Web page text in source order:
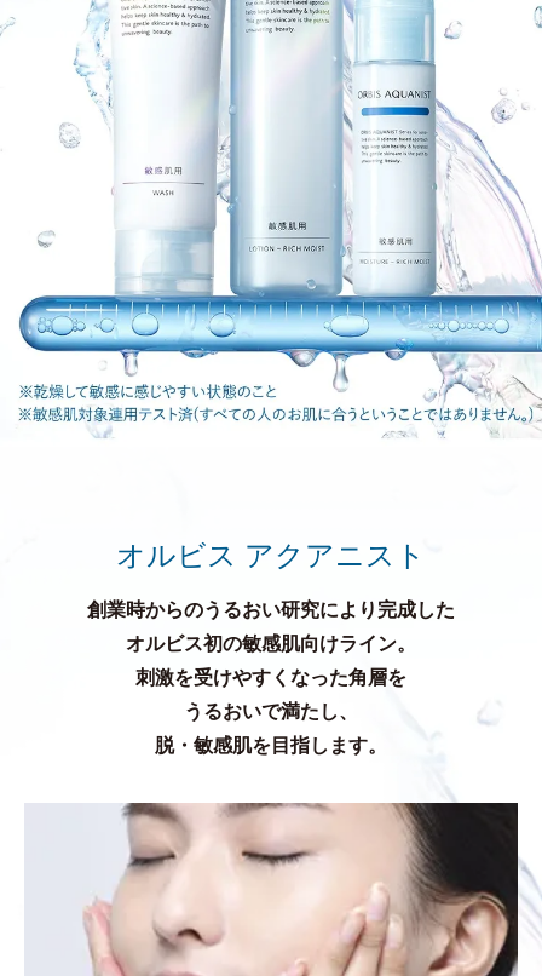
オルビス アクアニスト
創業時からのうるおい研究により完成した
オルビス初の敏感肌向けライン。
刺激を受けやすくなった角層を
うるおいで満たし、
脱・敏感肌を目指します。